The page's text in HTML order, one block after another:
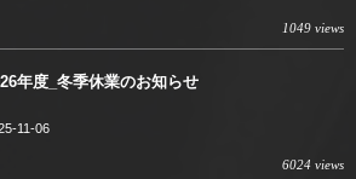
1049 views
年度_冬季休業のお知らせ
11-06
6024 views